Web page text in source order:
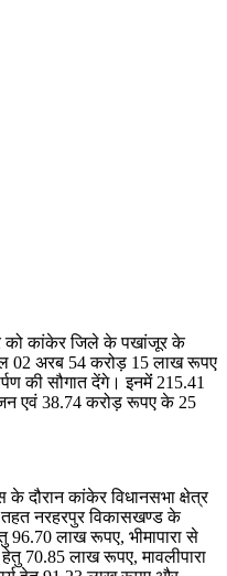
को कांकेर जिले के पखांजूर के
02 अरब 54 करोड़ 15 लाख रूपए
की सौगात देंगे। इनमेंं 215.41
एवं 38.74 करोड़ रूपए के 25
कांकेर विधानसभा क्षेत्र
तहत नरहरपुर विकासखण्ड के
96.70 लाख रूपए, भीमापारा से
हेतु 70.85 लाख रूपए, मावलीपारा